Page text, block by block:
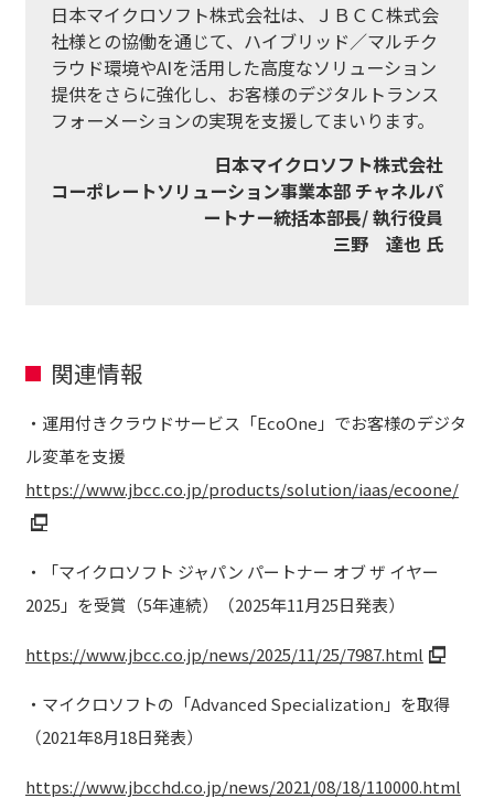
日本マイクロソフト株式会社は、ＪＢＣＣ株式会
社様との協働を通じて、ハイブリッド／マルチク
ラウド環境やAIを活用した高度なソリューション
提供をさらに強化し、お客様のデジタルトランス
フォーメーションの実現を支援してまいります。
日本マイクロソフト株式会社
コーポレートソリューション事業本部 チャネルパ
ートナー統括本部長/ 執行役員
三野 達也 氏
関連情報
・運用付きクラウドサービス「EcoOne」でお客様のデジタ
ル変革を支援
https://www.jbcc.co.jp/products/solution/iaas/ecoone/
・「マイクロソフト ジャパン パートナー オブ ザ イヤー
2025」を受賞（5年連続）（2025年11月25日発表）
https://www.jbcc.co.jp/news/2025/11/25/7987.html
・マイクロソフトの「Advanced Specialization」を取得
（2021年8月18日発表）
https://www.jbcchd.co.jp/news/2021/08/18/110000.html